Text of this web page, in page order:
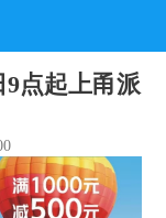
9点起上甬派